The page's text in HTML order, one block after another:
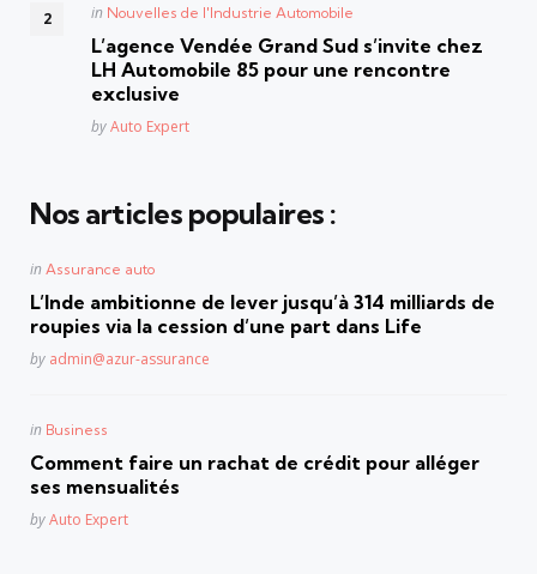
Posted
in Nouvelles de l'Industrie Automobile
L’agence Vendée Grand Sud s’invite chez
LH Automobile 85 pour une rencontre
exclusive
Posted
byAuto Expert
Nos articles populaires :
Posted
in Assurance auto
L’Inde ambitionne de lever jusqu’à 314 milliards de
roupies via la cession d’une part dans Life
Posted
by admin@azur-assurance
Posted
in Business
Comment faire un rachat de crédit pour alléger
ses mensualités
Posted
byAuto Expert